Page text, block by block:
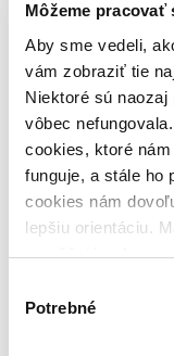
Môžeme pracovať
Aby sme vedeli,
vám zobraziť tie
Niektoré sú
vôbec
cookies, ktoré
funguje, a stále ho
cookies nám
lepšiu orientáciu.
umožňujú
keby sme mohli
súhlasu
Potrebné
Zúžiť výber
Zoradiť
Bestsellery
Top hodnotené
Novinky